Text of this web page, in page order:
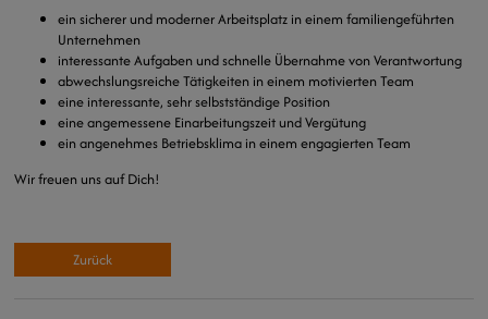
ein sicherer und moderner Arbeitsplatz in einem familiengeführten
Unternehmen
interessante Aufgaben und schnelle Übernahme von Verantwortung
abwechslungsreiche Tätigkeiten in einem motivierten Team
eine interessante, sehr selbstständige Position
eine angemessene Einarbeitungszeit und Vergütung
ein angenehmes Betriebsklima in einem engagierten Team
Wir freuen uns auf Dich!
Zurück